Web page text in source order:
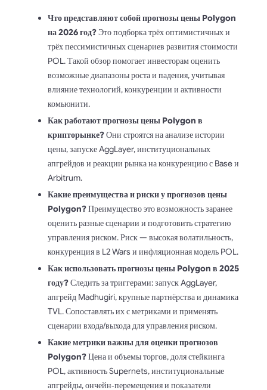
Что представляют собой прогнозы цены Polygon
на 2026 год?Это подборка трёх оптимистичных и
трёх пессимистичных сценариев развития стоимости
POL. Такой обзор помогает инвесторам оценить
возможные диапазоны роста и падения, учитывая
влияние технологий, конкуренции и активности
комьюнити.
Как работают прогнозы цены Polygon в
крипторынке?Они строятся на анализе истории
цены, запуске AggLayer, институциональных
апгрейдов и реакции рынка на конкуренцию с Base и
Arbitrum.
Какие преимущества и риски у прогнозов цены
Polygon?Преимущество это возможность заранее
оценить разные сценарии и подготовить стратегию
управления риском. Риск — высокая волатильность,
конкуренция в L2 Wars и инфляционная модель POL.
Как использовать прогнозы цены Polygon в 2025
году?Следить за триггерами: запуск AggLayer,
апгрейд Madhugiri, крупные партнёрства и динамика
TVL. Сопоставлять их с метриками и применять
сценарии входа/выхода для управления риском.
Какие метрики важны для оценки прогнозов
Polygon?Цена и объемы торгов, доля стейкинга
POL, активность Supernets, институциональные
апгрейды, ончейн‑перемещения и показатели